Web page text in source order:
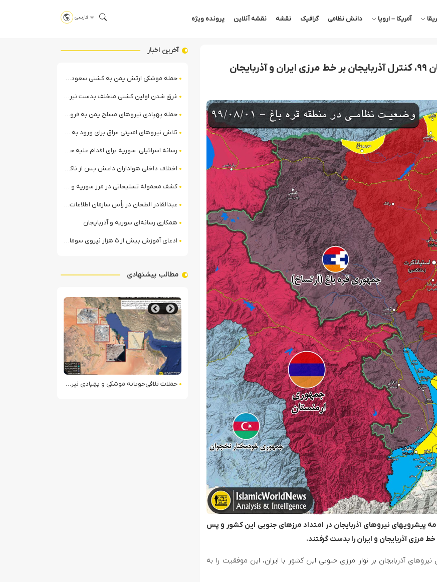
آمریکا – اروپا دانش نظامی گرافیک نقشه نقشه آنلاین پرونده ویژه فارسی
پیشرویهای نیروهای آذربایجان در امتداد مرزهای جنوبی این کشور و پس
مرزی آذربایجان و ایران را بدست گرفتند.
آذربایجان بر نوار مرزی جنوبی این کشور با ایران، این موفقیت را به
آخرین اخبار
حمله موشکی ارتش یمن به کشتی سعودی در شمال دریای سرخ
غرق شدن اولین کشتی متخلف بدست نیروی دریایی ارتش یمن
حمله پهپادی نیروهای مسلح یمن به فرودگاه نجران
تلاش نیروهای امنیتی عراق برای ورود به مقر مقاومت در حومه بغداد
رسانه اسرائیلی: سوریه برای اقدام علیه حزب‌الله در لبنان آماده می‌شود!
اختلاف داخلی هواداران داعش پس از ناکامی عملیات انغماسی داعش در رقه
کشف محموله تسلیحاتی در مرز سوریه و عراق توسط نیروهای الجولانی
عبدالقادر الطحان در رأس سازمان اطلاعات سوریه؛ گمانه‌زنی‌ها درباره اختلافات در ساختار امنیتی
همکاری رسانه‌ای سوریه و آذربایجان
ادعای آموزش بیش از ۵ هزار نیروی سومالیایی با نظارت عربستان
مطالب پیشنهادی
شدن اولین کشتی متخلف بدست نیروی دریایی ارتش یمن اختلاف داخلی هواداران داعش پس از ناکامی عملیات انغماسی داعش در رقه حملات تلافی‌جویانه موشکی و پهپادی نیروهای مسلح ایران به مواضع آمریکا در منطقه